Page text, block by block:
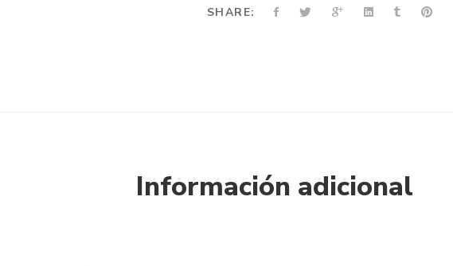
SHARE:
Información adicional